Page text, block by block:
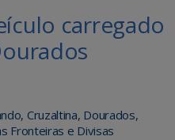
carregado
, Cruzaltina, Dourados,
Fronteiras e Divisas